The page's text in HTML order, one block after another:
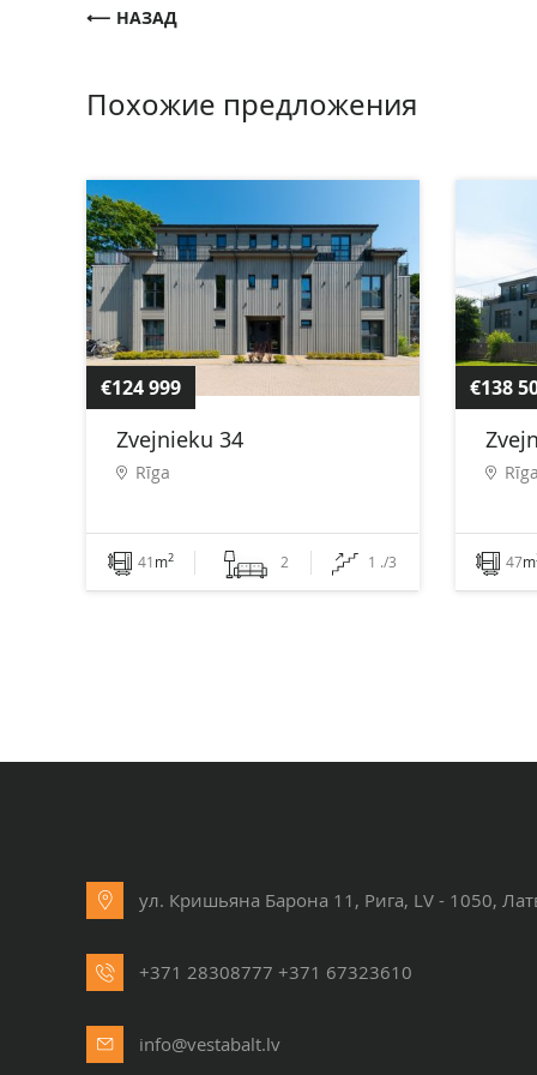
НАЗАД
Похожие предложения
€124 999
Zvejnieku 34
Rīga
41m2 2 1 ./3
€138
Rīga
47m
ул. Кришьяна Барона 11, Рига, LV - 1050,
+371 28308777 +371 67323610
info@vestabalt.lv